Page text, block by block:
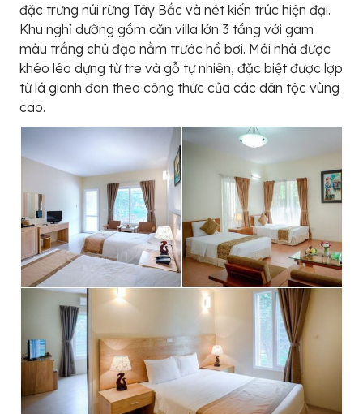
đặc trưng núi rừng Tây Bắc và nét kiến trúc hiện đại.
Khu nghỉ dưỡng gồm căn villa lớn 3 tầng với gam
màu trắng chủ đạo nằm trước hồ bơi. Mái nhà được
khéo léo dựng từ tre và gỗ tự nhiên, đặc biệt được lợp
từ lá gianh đan theo công thức của các dân tộc vùng
cao.